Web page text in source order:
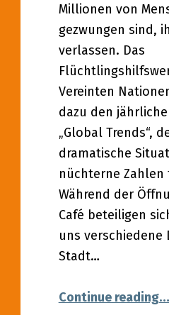
Millionen von
gezwungen sind,
verlassen. Das
Vereinten
dazu den
„Global Trends“,
dramatische
nüchterne Zahlen
Während der
Café beteiligen
uns verschiedene
Stadt…
Continue reading…